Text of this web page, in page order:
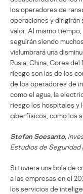
los operadores de
operaciones y dirigirán
valor. Al mismo
seguirán siendo
vislumbrará una
Rusia, China, Corea
riesgo son las de los
de los operadores de
como el agua, la
riesgo los hospitales y
ciberfísicos, como los
Stefan Soesanto,
Estudios de Seguridad
Si tuviera una bola de
a las empresas en el
los servicios de